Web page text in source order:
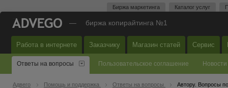
Биржа маркетинга Каталог услуг
— биржа копирайтинга №1
Работа в интернете Заказчику Магазин статей Сервис
Ответы на вопросы Пользовательское соглашение Новости
Адвего Помощь и поддержка Ответы на вопросы Автору. Вопросы